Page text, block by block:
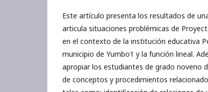
Este artículo presenta los resultados de
articula situaciones problémicas de
en el contexto de la institución educativa
municipio de Yumbo1 y la función lineal.
apropiar los estudiantes de grado noveno
de conceptos y procedimientos